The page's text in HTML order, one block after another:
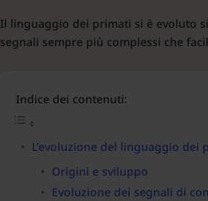
Il linguaggio dei primati si è evoluto
segnali sempre più complessi che
Indice dei contenuti:
L’evoluzione del linguaggio dei
Origini e sviluppo
Evoluzione dei segnali di